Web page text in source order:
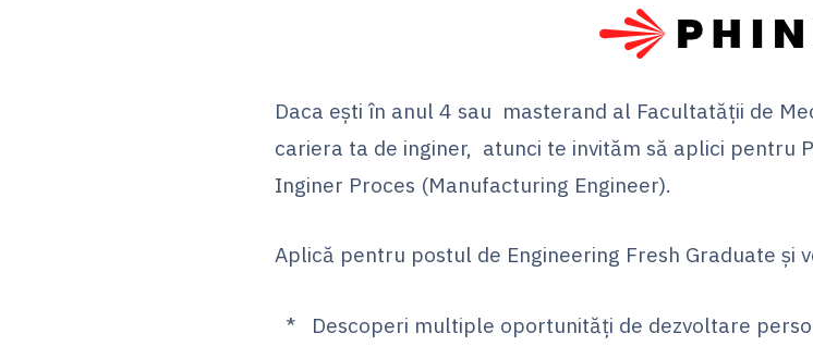
Daca ești în anul 4 sau masterand al Facultatății de
cariera ta de inginer, atunci te invităm să aplici pentru
Inginer Proces (Manufacturing Engineer).
Aplică pentru postul de Engineering Fresh Graduate și
* Descoperi multiple oportunități de dezvoltare